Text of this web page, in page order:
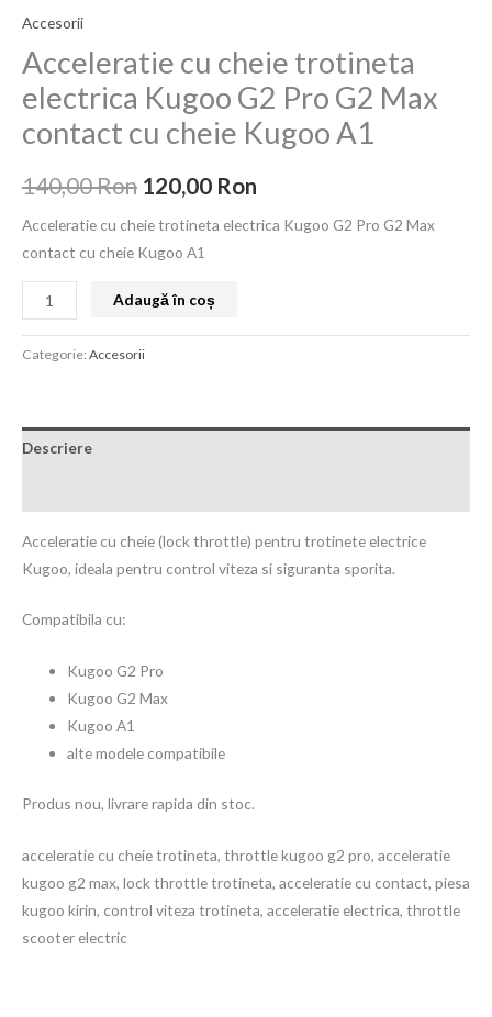
Accesorii
Acceleratie cu cheie trotineta
electrica Kugoo G2 Pro G2 Max
contact cu cheie Kugoo A1
140,00Ron 120,00 Ron
Acceleratie cu cheie trotineta electrica Kugoo G2 Pro G2 Max
contact cu cheie Kugoo A1
Adaugă în coș
Categorie:Accesorii
Descriere
Acceleratie cu cheie (lock throttle) pentru trotinete electrice
Kugoo, ideala pentru control viteza si siguranta sporita.
Compatibila cu:
Kugoo G2 Pro
Kugoo G2 Max
Kugoo A1
alte modele compatibile
Produs nou, livrare rapida din stoc.
acceleratie cu cheie trotineta, throttle kugoo g2 pro, acceleratie
kugoo g2 max, lock throttle trotineta, acceleratie cu contact, piesa
kugoo kirin, control viteza trotineta, acceleratie electrica, throttle
scooter electric